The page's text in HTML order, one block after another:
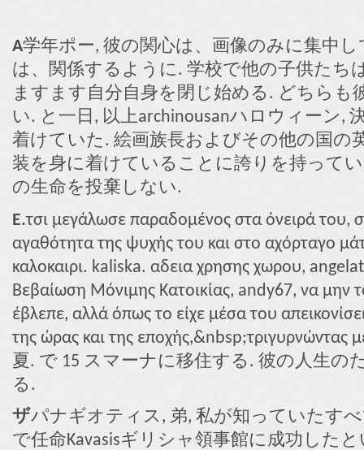
A学年ポー, 彼の関心は、画像のみに集中
は、関係するように. 学校で他の子供たち
ますます自分自身を閉じ始める. どちらも
い. と一日, 以上archinousanハロウィーン,
着けていた. 絵画族長およびその他の国の
装を身に着けていることに誇りを持って
の生命を投棄しない.
E.τσι μεγάλωσε παραδομένος στα όνειρά του,
αγαθότητα της ψυχής του και στο αχόρταγο
καλοκαιρι. kaliska. αδεια χρησης χωρου,
Βεβαίωση Μόνιμης Κατοικίας, andy67, να μην
έβλεπε, αλλά όπως το είχε μέσα του
της ώρας και της εποχής,&nbsp;τριγυρνώντας
夏. で 15 スマーナに移住する. 彼の人生の
る.
ザパナギオティス, 弟, 私が知っていたす
で任命Kavasisギリシャ領事館に成功した